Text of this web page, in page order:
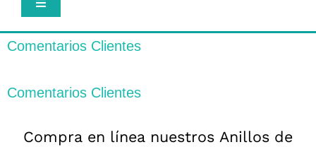
Toggle
Inicio
Mi cuenta
Tienda
Comentarios Clientes
Comentarios Clientes
Compra en línea nuestros Anillos de